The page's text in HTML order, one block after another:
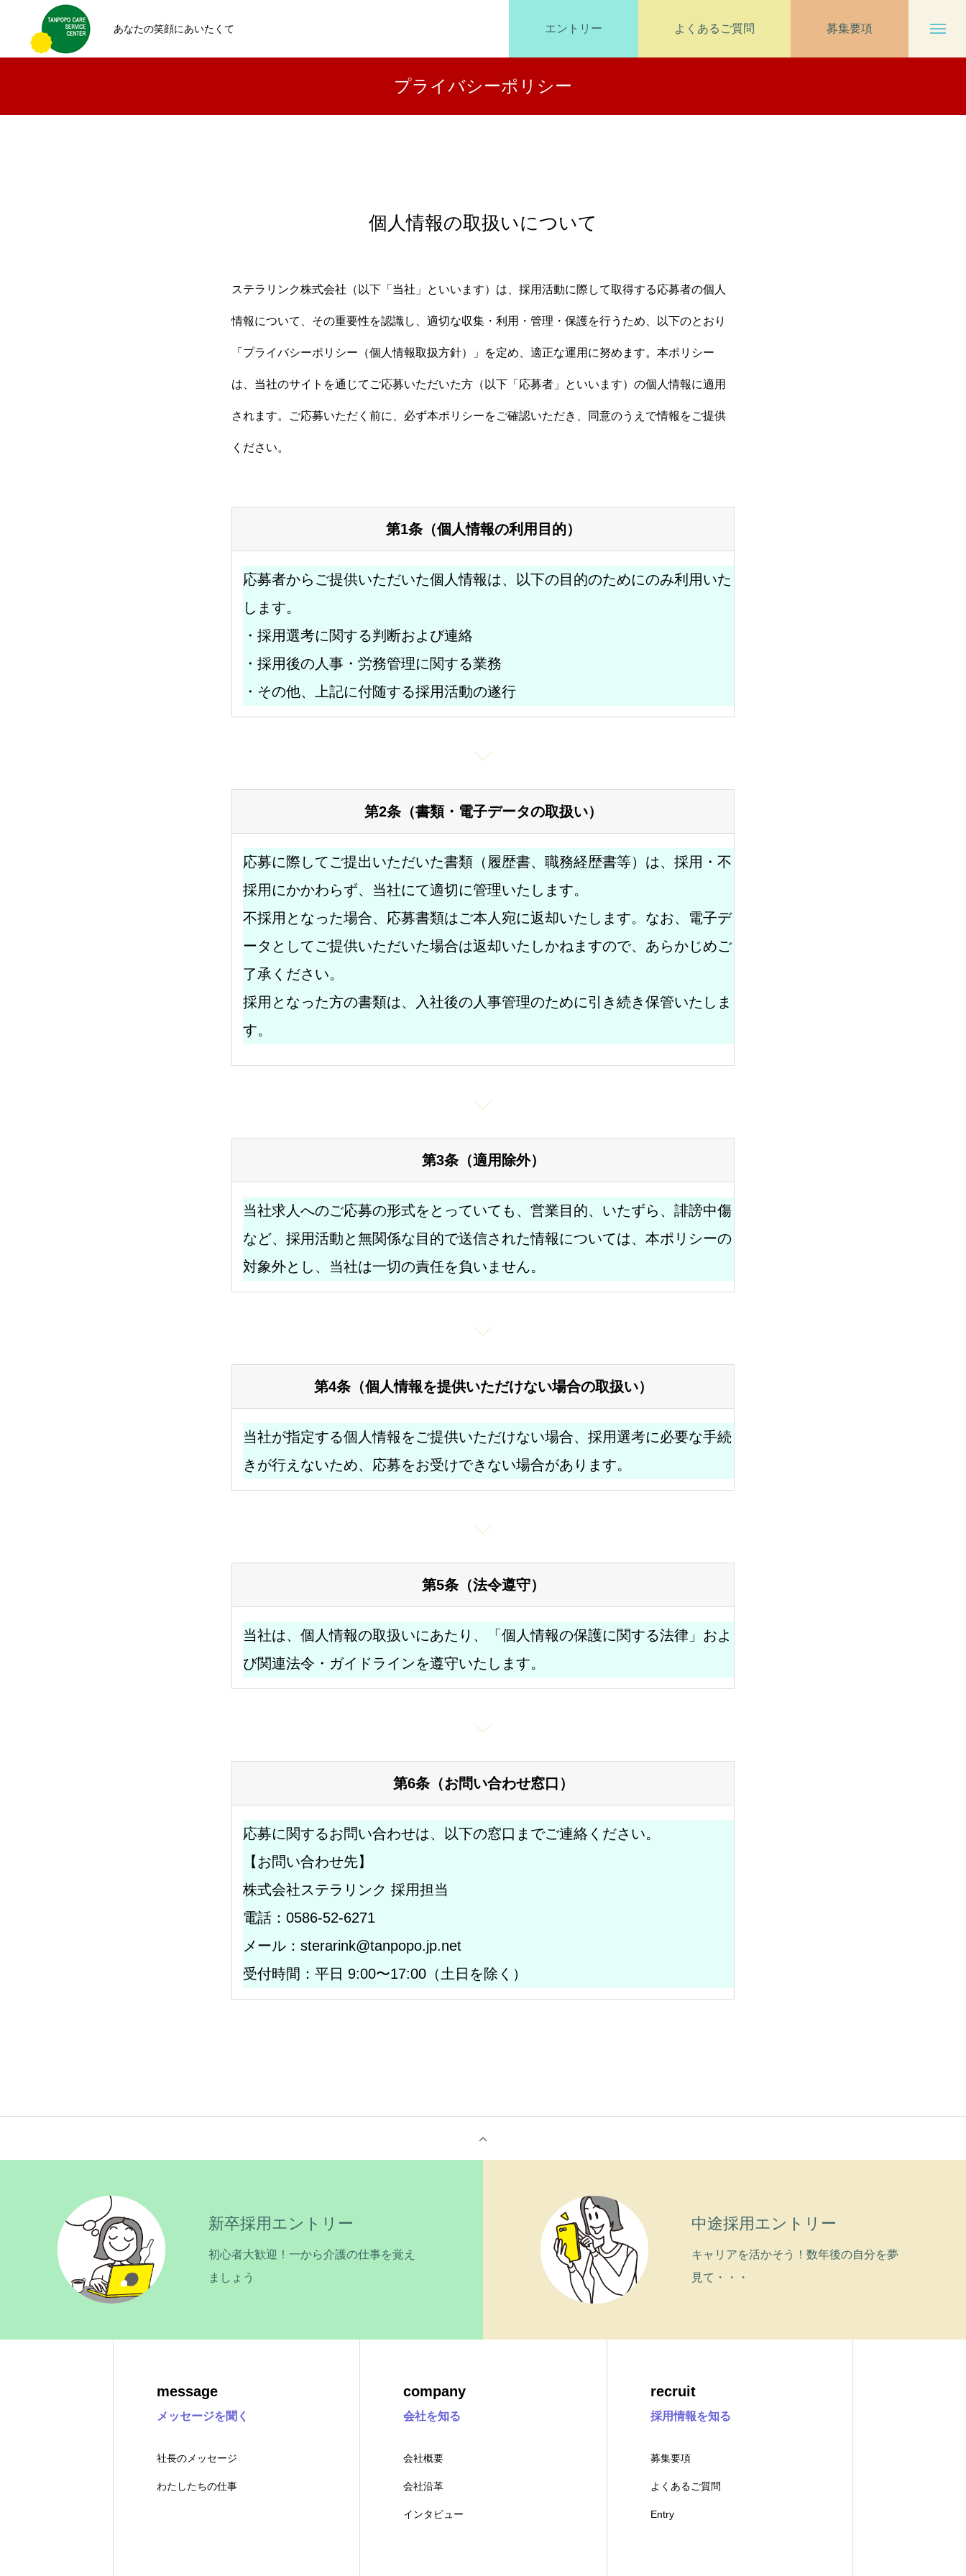
あなたの笑顔にあいたくて エントリー よくあるご質問 募集要項
ようこそたんぽぽへ
メッセージを聞く
プライバシーポリシー 重要事項説明書について
プライバシーポリシー
個人情報の取扱いについて
ステラリンク株式会社（以下「当社」といいます）は、採用活動に際して取得する応募者の個人
情報について、その重要性を認識し、適切な収集・利用・管理・保護を行うため、以下のとおり
「プライバシーポリシー（個人情報取扱方針）」を定め、適正な運用に努めます。本ポリシー
は、当社のサイトを通じてご応募いただいた方（以下「応募者」といいます）の個人情報に適用
されます。ご応募いただく前に、必ず本ポリシーをご確認いただき、同意のうえで情報をご提供
ください。
第1条（個人情報の利用目的）
応募者からご提供いただいた個人情報は、以下の目的のためにのみ利用いた
します。
・採用選考に関する判断および連絡
・採用後の人事・労務管理に関する業務
・その他、上記に付随する採用活動の遂行
第2条（書類・電子データの取扱い）
応募に際してご提出いただいた書類（履歴書、職務経歴書等）は、採用・不
採用にかかわらず、当社にて適切に管理いたします。
不採用となった場合、応募書類はご本人宛に返却いたします。なお、電子デ
ータとしてご提供いただいた場合は返却いたしかねますので、あらかじめご
了承ください。
採用となった方の書類は、入社後の人事管理のために引き続き保管いたしま
す。
第3条（適用除外）
当社求人へのご応募の形式をとっていても、営業目的、いたずら、誹謗中傷
など、採用活動と無関係な目的で送信された情報については、本ポリシーの
対象外とし、当社は一切の責任を負いません。
第4条（個人情報を提供いただけない場合の取扱い）
当社が指定する個人情報をご提供いただけない場合、採用選考に必要な手続
きが行えないため、応募をお受けできない場合があります。
第5条（法令遵守）
当社は、個人情報の取扱いにあたり、「個人情報の保護に関する法律」およ
び関連法令・ガイドラインを遵守いたします。
第6条（お問い合わせ窓口）
応募に関するお問い合わせは、以下の窓口までご連絡ください。
【お問い合わせ先】
株式会社ステラリンク 採用担当
電話：0586-52-6271
メール：sterarink@tanpopo.jp.net
受付時間：平日 9:00〜17:00（土日を除く）
新卒採用エントリー
初心者大歓迎！一から介護の仕事を覚え
ましょう
中途採用エントリー
キャリアを活かそう！数年後の自分を夢
見て・・・
message
メッセージを聞く
社長のメッセージ
わたしたちの仕事
company
会社を知る
会社概要
会社沿革
インタビュー
recruit
採用情報を知る
募集要項
よくあるご質問
Entry